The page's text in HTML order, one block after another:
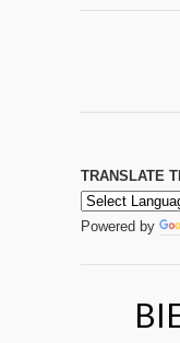
TRANSLATE
Powered by